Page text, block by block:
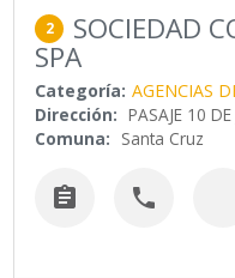
2 SOCIEDAD
SPA
Categoría: AGENCIAS
Dirección: PASAJE 10
Comuna: Santa Cruz
 